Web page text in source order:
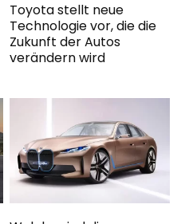
Toyota stellt neue
Technologie vor, die die
Zukunft der Autos
verändern wird